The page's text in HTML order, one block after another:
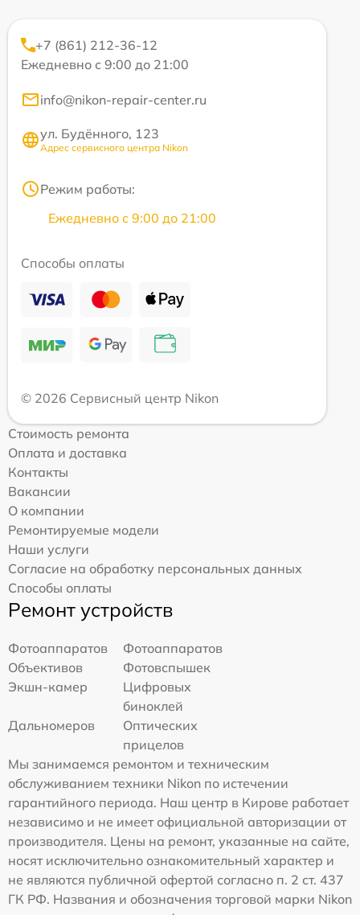
+7 (861) 212-36-12
Ежедневно с 9:00 до 21:00
info@nikon-repair-center.ru
ул. Будённого, 123
Адрес сервисного центра Nikon
Режим работы:
Ежедневно с 9:00 до 21:00
Способы оплаты
© 2026 Сервисный центр Nikon
Стоимость ремонта
Оплата и доставка
Контакты
Вакансии
О компании
Ремонтируемые модели
Наши услуги
Согласие на обработку персональных данных
Способы оплаты
Ремонт устройств
Фотоаппаратов
Фотоаппаратов
Объективов
Фотовспышек
Экшн-камер
Цифровых
биноклей
Дальномеров
Оптических
прицелов
Мы занимаемся ремонтом и техническим
обслуживанием техники Nikon по истечении
гарантийного периода. Наш центр в Кирове работает
независимо и не имеет официальной авторизации от
производителя. Цены на ремонт, указанные на сайте,
носят исключительно ознакомительный характер и
не являются публичной офертой согласно п. 2 ст. 437
ГК РФ. Названия и обозначения торговой марки Nikon